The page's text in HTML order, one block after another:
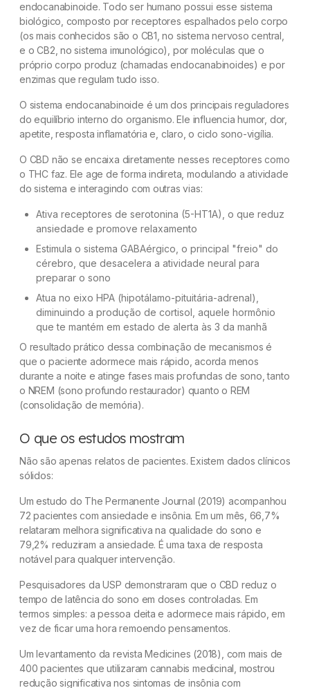
endocanabinoide. Todo ser humano possui esse sistema
biológico, composto por receptores espalhados pelo corpo
(os mais conhecidos são o CB1, no sistema nervoso central,
e o CB2, no sistema imunológico), por moléculas que o
próprio corpo produz (chamadas endocanabinoides) e por
enzimas que regulam tudo isso.
O sistema endocanabinoide é um dos principais reguladores
do equilíbrio interno do organismo. Ele influencia humor, dor,
apetite, resposta inflamatória e, claro, o ciclo sono-vigília.
O CBD não se encaixa diretamente nesses receptores como
o THC faz. Ele age de forma indireta, modulando a atividade
do sistema e interagindo com outras vias:
Ativa receptores de serotonina (5-HT1A), o que reduz
ansiedade e promove relaxamento
Estimula o sistema GABAérgico, o principal "freio" do
cérebro, que desacelera a atividade neural para
preparar o sono
Atua no eixo HPA (hipotálamo-pituitária-adrenal),
diminuindo a produção de cortisol, aquele hormônio
que te mantém em estado de alerta às 3 da manhã
O resultado prático dessa combinação de mecanismos é
que o paciente adormece mais rápido, acorda menos
durante a noite e atinge fases mais profundas de sono, tanto
o NREM (sono profundo restaurador) quanto o REM
(consolidação de memória).
O que os estudos mostram
Não são apenas relatos de pacientes. Existem dados clínicos
sólidos:
Um estudo do The Permanente Journal (2019) acompanhou
72 pacientes com ansiedade e insônia. Em um mês, 66,7%
relataram melhora significativa na qualidade do sono e
79,2% reduziram a ansiedade. É uma taxa de resposta
notável para qualquer intervenção.
Pesquisadores da USP demonstraram que o CBD reduz o
tempo de latência do sono em doses controladas. Em
termos simples: a pessoa deita e adormece mais rápido, em
vez de ficar uma hora remoendo pensamentos.
Um levantamento da revista Medicines (2018), com mais de
400 pacientes que utilizaram cannabis medicinal, mostrou
redução significativa nos sintomas de insônia com